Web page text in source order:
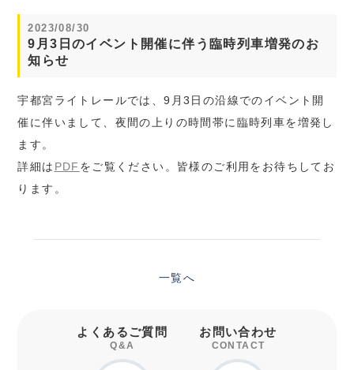
2023/08/30
9月3日のイベント開催に伴う臨時列車増発のお
知らせ
宇都宮ライトレールでは、9月3日の沿線でのイベント開
催に伴いまして、夜間の上りの時間帯に臨時列車を増発し
ます。
詳細は PDF をご覧ください。皆様のご利用をお待ちしてお
ります。
一覧へ
よくあるご質問
Q&A
お問い合わせ
CONTACT